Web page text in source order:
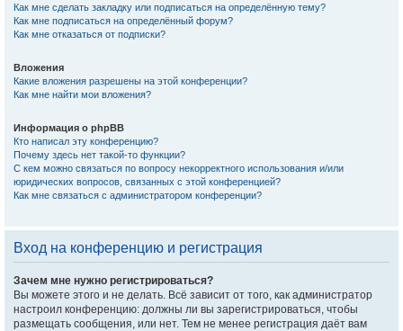
Как мне сделать закладку или подписаться на определённую тему?
Как мне подписаться на определённый форум?
Как мне отказаться от подписки?
Вложения
Какие вложения разрешены на этой конференции?
Как мне найти мои вложения?
Информация о phpBB
Кто написал эту конференцию?
Почему здесь нет такой-то функции?
С кем можно связаться по вопросу некорректного использования и/или
юридических вопросов, связанных с этой конференцией?
Как мне связаться с администратором конференции?
Вход на конференцию и регистрация
Зачем мне нужно регистрироваться?
Вы можете этого и не делать. Всё зависит от того, как администратор
настроил конференцию: должны ли вы зарегистрироваться, чтобы
размещать сообщения, или нет. Тем не менее регистрация даёт вам